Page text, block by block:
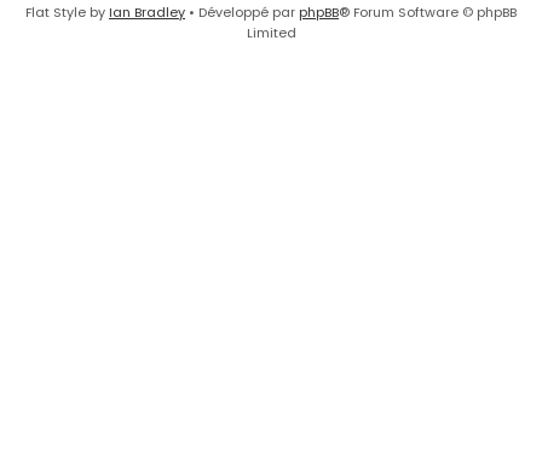
Flat Style by Ian Bradley • Développé par phpBB® Forum Software © phpBB
Limited